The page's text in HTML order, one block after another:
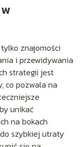
znajomości
i przewidywania
strategii jest
co pozwala na
unikać
na bokach
szybkiej utraty